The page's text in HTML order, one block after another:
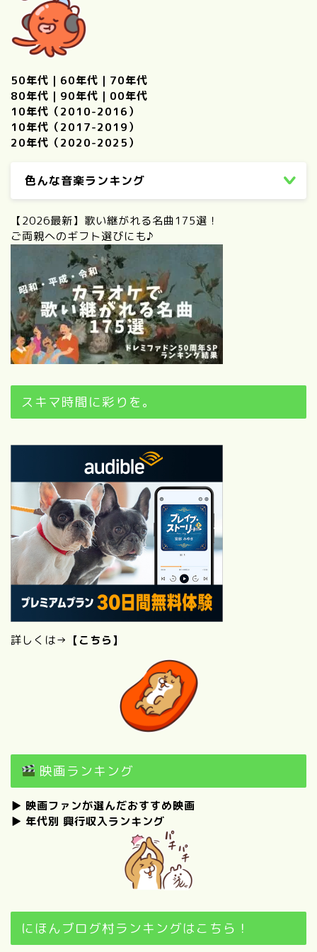
50年代 ｜ 60年代 ｜ 70年代
80年代 ｜ 90年代 ｜ 00年代
10年代（2010-2016）
10年代（2017-2019）
20年代（2020-2025）
色んな音楽ランキング
【2026最新】歌い継がれる名曲175選！
ご両親へのギフト選びにも♪
スキマ時間に彩りを。
詳しくは→ 【こちら】
映画ランキング
▶ 映画ファンが選んだおすすめ映画
▶ 年代別 興行収入ランキング
にほんブログ村ランキングはこちら！